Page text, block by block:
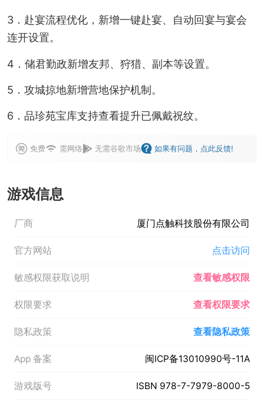
3．赴宴流程优化，新增一键赴宴、自动回宴与宴会
连开设置。
4．储君勤政新增友邦、狩猎、副本等设置。
5．攻城掠地新增营地保护机制。
6．品珍苑宝库支持查看提升已佩戴祝纹。
免费 需网络 无需谷歌市场 如果有问题，点此反馈!
游戏信息
厂商 厦门点触科技股份有限公司
官方网站 点击访问
敏感权限获取说明 查看敏感权限
权限要求 查看权限要求
隐私政策 查看隐私政策
App 备案 闽ICP备13010990号-11A
游戏版号 ISBN 978-7-7979-8000-5